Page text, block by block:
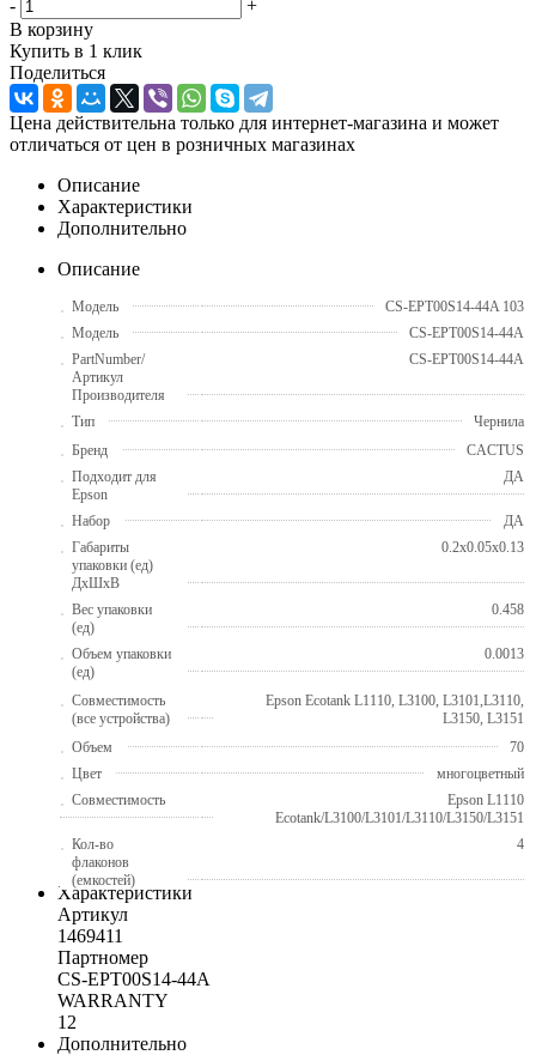
-
+
В корзину
Купить в 1 клик
Поделиться
Цена действительна только для интернет-магазина и может
отличаться от цен в розничных магазинах
Описание
Характеристики
Дополнительно
Описание
Модель
CS-EPT00S14-44A 103
Модель
CS-EPT00S14-44A
PartNumber/
Артикул
Производителя
CS-EPT00S14-44A
Тип
Чернила
Бренд
CACTUS
Подходит для
Epson
ДА
Набор
ДА
Габариты
упаковки (ед)
ДхШхВ
0.2x0.05x0.13
Вес упаковки
(ед)
0.458
Объем упаковки
(ед)
0.0013
Совместимость
(все устройства)
Epson Ecotank L1110, L3100, L3101,L3110,
L3150, L3151
Объем
70
Цвет
многоцветный
Совместимость
Epson L1110
Ecotank/L3100/L3101/L3110/L3150/L3151
Кол-во
флаконов
(емкостей)
4
Характеристики
Артикул
1469411
Партномер
CS-EPT00S14-44A
WARRANTY
12
Дополнительно